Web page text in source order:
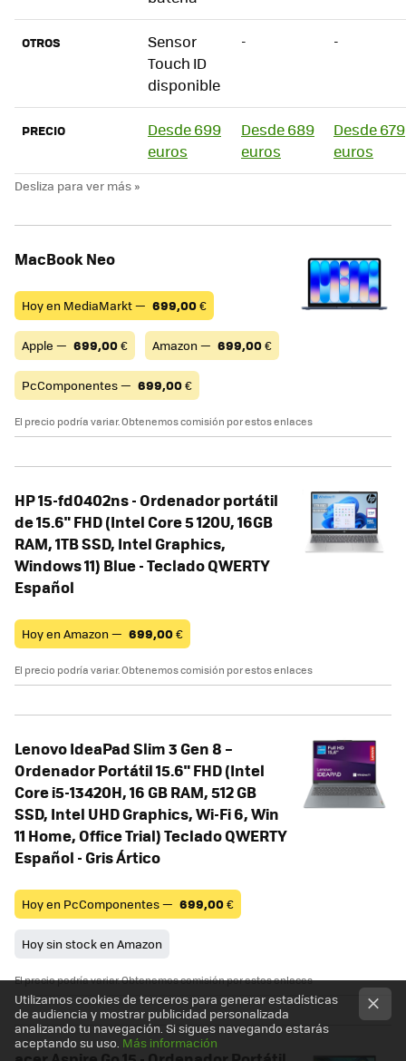
OTROS
Sensor
Touch ID
disponible
- -
PRECIO
Desde 699
euros
Desde 689
euros
Desde 679
euros
MacBook Neo
Hoy en MediaMarkt — 699,00€
Apple — 699,00€ Amazon — 699,00€
PcComponentes — 699,00€
El precio podría variar. Obtenemos comisión por estos enlaces
HP 15-fd0402ns - Ordenador portátil
de 15.6" FHD (Intel Core 5 120U, 16GB
RAM, 1TB SSD, Intel Graphics,
Windows 11) Blue - Teclado QWERTY
Español
Hoy en Amazon — 699,00€
El precio podría variar. Obtenemos comisión por estos enlaces
Lenovo IdeaPad Slim 3 Gen 8 –
Ordenador Portátil 15.6" FHD (Intel
Core i5-13420H, 16 GB RAM, 512 GB
SSD, Intel UHD Graphics, Wi-Fi 6, Win
11 Home, Office Trial) Teclado QWERTY
Español - Gris Ártico
Hoy en PcComponentes — 699,00€
Hoy sin stock en Amazon
El precio podría variar. Obtenemos comisión por estos enlaces
Utilizamos cookies de terceros para generar estadísticas
de audiencia y mostrar publicidad personalizada
analizando tu navegación. Si sigues navegando estarás
aceptando su uso. Más información